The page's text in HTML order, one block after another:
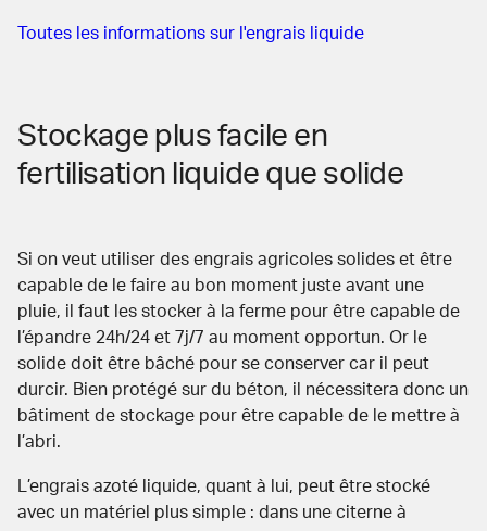
Toutes les informations sur l'engrais liquide
Stockage plus facile en
fertilisation liquide que solide
Si on veut utiliser des engrais agricoles solides et être
capable de le faire au bon moment juste avant une
pluie, il faut les stocker à la ferme pour être capable de
l’épandre 24h/24 et 7j/7 au moment opportun. Or le
solide doit être bâché pour se conserver car il peut
durcir. Bien protégé sur du béton, il nécessitera donc un
bâtiment de stockage pour être capable de le mettre à
l’abri.
L’engrais azoté liquide, quant à lui, peut être stocké
avec un matériel plus simple : dans une citerne à